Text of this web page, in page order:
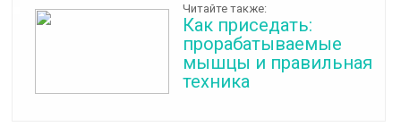
Читайте также:
Как приседать:
прорабатываемые
мышцы и правильная
техника